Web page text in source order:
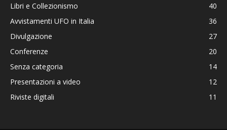
Libri e Collezionismo
40
Avvistamenti UFO in Italia
36
Divulgazione
27
Conferenze
20
Senza categoria
14
Presentazioni a video
12
Riviste digitali
11